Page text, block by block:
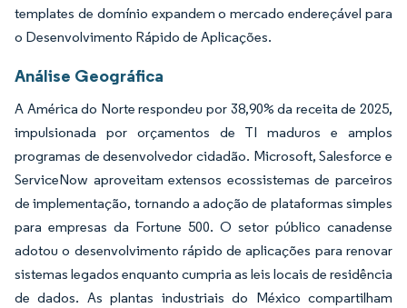
templates de domínio expandem o mercado endereçável para
o Desenvolvimento Rápido de Aplicações.
Análise Geográfica
A América do Norte respondeu por 38,90% da receita de 2025,
impulsionada por orçamentos de TI maduros e amplos
programas de desenvolvedor cidadão. Microsoft, Salesforce e
ServiceNow aproveitam extensos ecossistemas de parceiros
de implementação, tornando a adoção de plataformas simples
para empresas da Fortune 500. O setor público canadense
adotou o desenvolvimento rápido de aplicações para renovar
sistemas legados enquanto cumpria as leis locais de residência
de dados. As plantas industriais do México compartilham